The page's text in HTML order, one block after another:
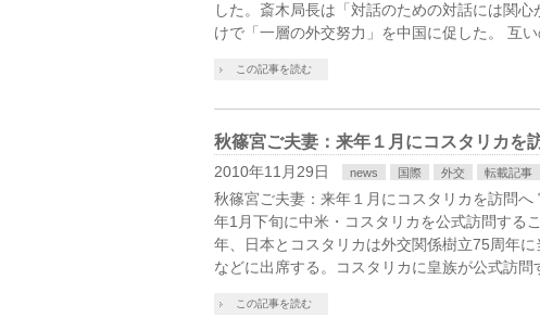
した。斎木局長は「対話のための対話には関
けで「一層の外交努力」を中国に促した。 互
この記事を読む
秋篠宮ご夫妻：来年１月にコスタリカを
2010年11月29日 news 国際 外交 転載記事
秋篠宮ご夫妻：来年１月にコスタリカを訪問
年1月下旬に中米・コスタリカを公式訪問する
年、日本とコスタリカは外交関係樹立75周年
などに出席する。コスタリカに皇族が公式訪問
この記事を読む